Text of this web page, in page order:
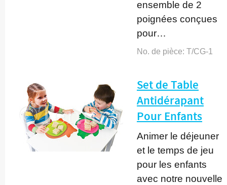
ensemble de 2
poignées conçues
pour…
No. de pièce: T/CG-1
Set de Table
Antidérapant
Pour Enfants
Animer le déjeuner
et le temps de jeu
pour les enfants
avec notre nouvelle